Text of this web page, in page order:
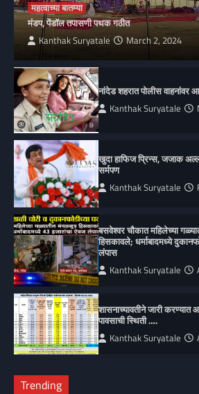
महत्वाच्या बातम्या
मंडप, पेंडॉल तपासणी पथक गठीत
Kanthak Suryatale March 2, 2024
नांदेड शहरात पोलीस वाहनांवर
Kanthak Suryatale
खुदा हाफिज प्रिन्स, जजाक
सर्मपण
Kanthak Suryatale
बसवेश्वर चौकात महिलेच्या
हिसकावले; धर्माबादमध्ये
लंपास
Kanthak Suryatale
शासनाच्यावतीने जारी
पावसाची स्थिती ….
Kanthak Suryatale
Trending